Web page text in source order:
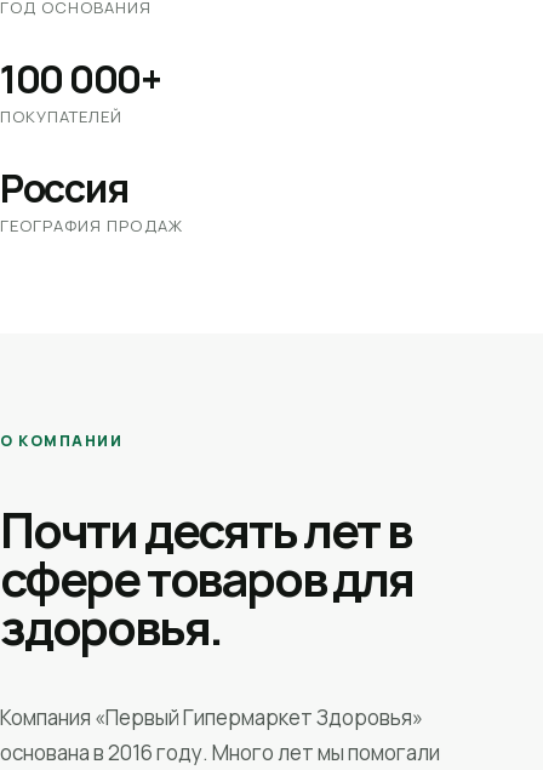
ГОД ОСНОВАНИЯ
100 000+
ПОКУПАТЕЛЕЙ
Россия
ГЕОГРАФИЯ ПРОДАЖ
О КОМПАНИИ
Почти десять лет в
сфере товаров для
здоровья.
Компания «Первый Гипермаркет Здоровья»
основана в 2016 году. Много лет мы помогали